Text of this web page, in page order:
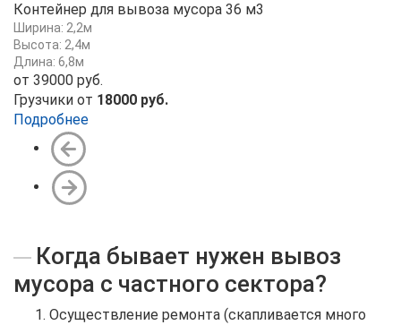
Контейнер для вывоза мусора 36 м3
Ширина: 2,2м
Высота: 2,4м
Длина: 6,8м
от 39000 руб.
Грузчики от 18000 руб.
Подробнее
Когда бывает нужен вывоз
мусора с частного сектора?
Осуществление ремонта (скапливается много